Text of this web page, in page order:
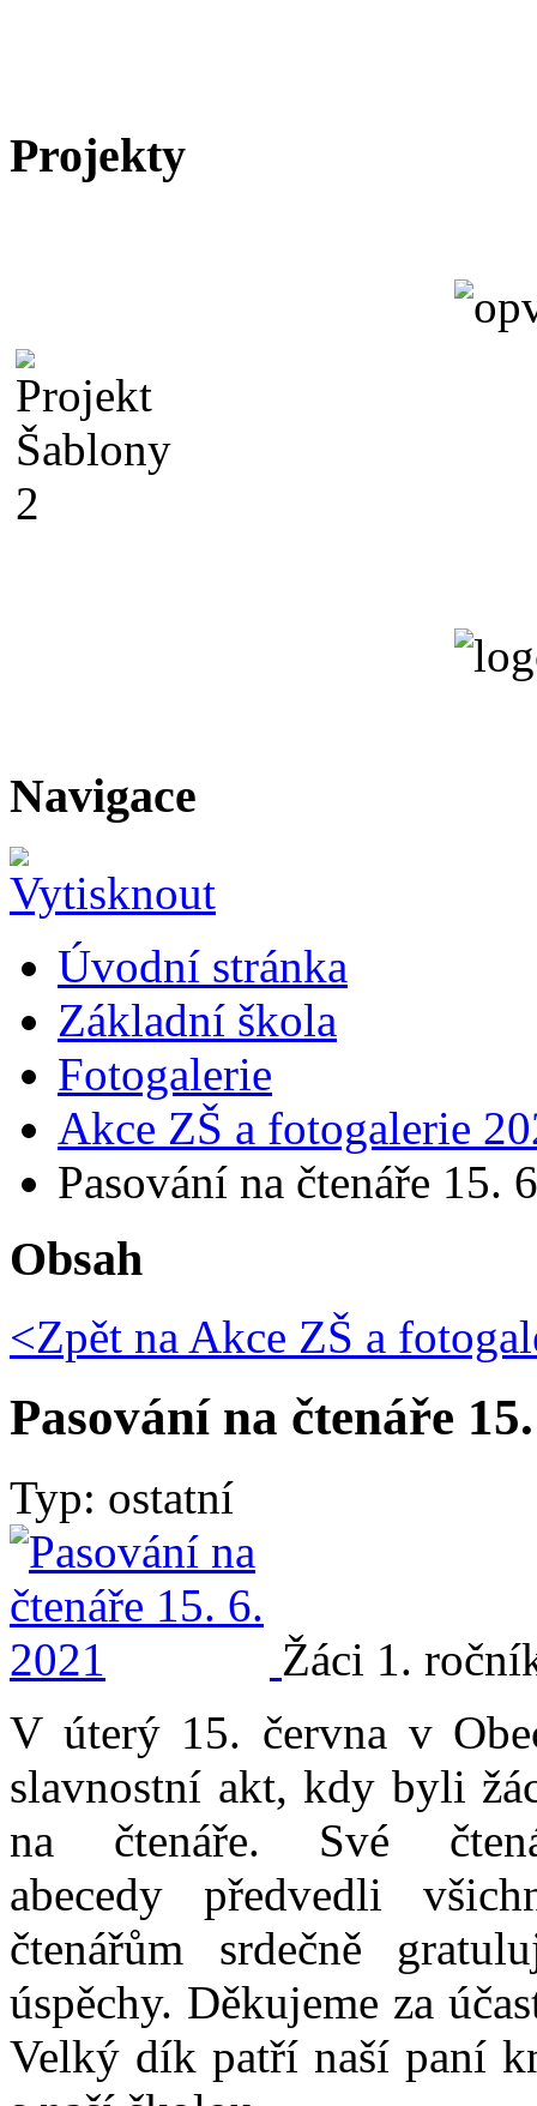
Projekty
Navigace
Úvodní stránka
Základní škola
Fotogalerie
Akce ZŠ a fotogalerie
Pasování na čtenáře 15.
Obsah
<Zpět na Akce ZŠ a
Pasování na čtenáře
Typ: ostatní
Žáci 1.
V úterý 15. června v
slavnostní akt, kdy byli
na čtenáře. Své
abecedy předvedli
čtenářům srdečně
úspěchy. Děkujeme za
Velký dík patří naší paní